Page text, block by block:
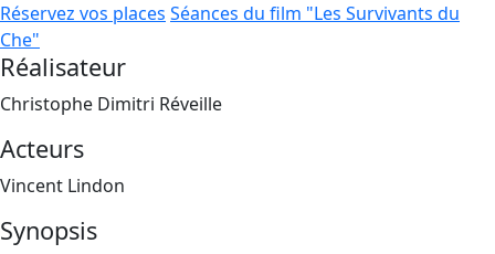
Réservez vos places Séances du film "Les Survivants du
Che"
Réalisateur
Christophe Dimitri Réveille
Acteurs
Vincent Lindon
Synopsis